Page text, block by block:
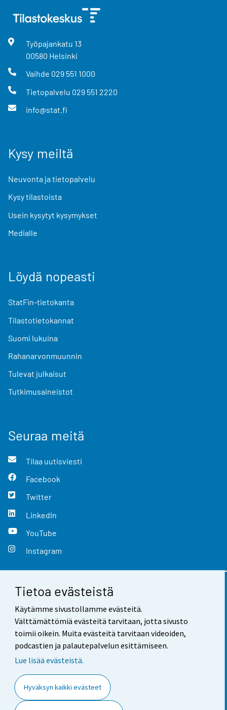
Tietoa evästeistä
Käytämme sivustollamme evästeitä.
Välttämättömiä evästeitä tarvitaan, jotta sivusto
toimii oikein. Muita evästeitä tarvitaan videoiden,
podcastien ja palautepalvelun esittämiseen.
Lue lisää evästeistä.
Hyväksyn kaikki evästeet
Työpajankatu 13
00580 Helsinki
Vaihde 029 551 1000
Tietopalvelu 029 551 2220
info@stat.fi
Kysy meiltä
Neuvonta ja tietopalvelu
Kysy tilastoista
Usein kysytyt kysymykset
Medialle
Löydä nopeasti
StatFin-tietokanta
Tilastotietokannat
Suomi lukuina
Rahanarvonmuunnin
Tulevat julkaisut
Tutkimusaineistot
Seuraa meitä
Tilaa uutisviesti
Facebook
Twitter
LinkedIn
YouTube
Instagram
Yhteystiedot
Palaute
Käyttöehdot
Saavutettavuus
Tietoa sivustosta